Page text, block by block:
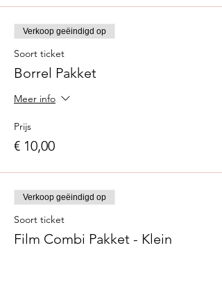
Verkoop geëindigd op
Soort ticket
Borrel Pakket
Meer info
Prijs
€ 10,00
Verkoop geëindigd op
Soort ticket
Film Combi Pakket - Klein